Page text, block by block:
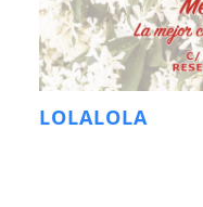
LOLALOLA